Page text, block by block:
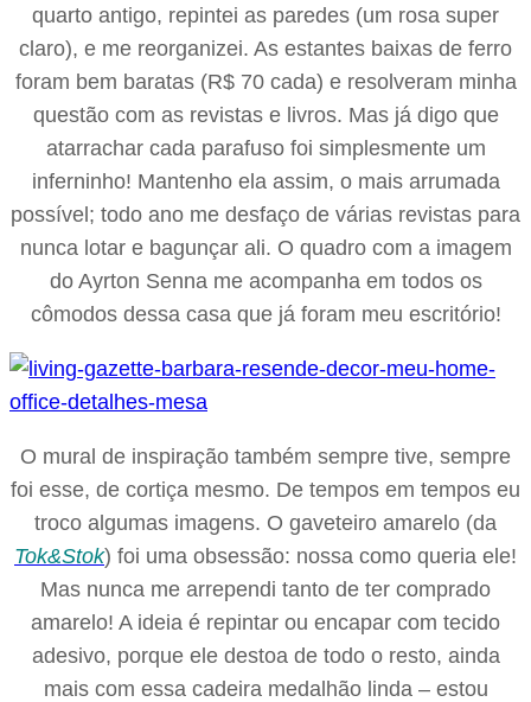
quarto antigo, repintei as paredes (um rosa super
claro), e me reorganizei. As estantes baixas de ferro
foram bem baratas (R$ 70 cada) e resolveram minha
questão com as revistas e livros. Mas já digo que
atarrachar cada parafuso foi simplesmente um
inferninho! Mantenho ela assim, o mais arrumada
possível; todo ano me desfaço de várias revistas para
nunca lotar e bagunçar ali. O quadro com a imagem
do Ayrton Senna me acompanha em todos os
cômodos dessa casa que já foram meu escritório!
O mural de inspiração também sempre tive, sempre
foi esse, de cortiça mesmo. De tempos em tempos eu
troco algumas imagens. O gaveteiro amarelo (da
Tok&Stok) foi uma obsessão: nossa como queria ele!
Mas nunca me arrependi tanto de ter comprado
amarelo! A ideia é repintar ou encapar com tecido
adesivo, porque ele destoa de todo o resto, ainda
mais com essa cadeira medalhão linda – estou